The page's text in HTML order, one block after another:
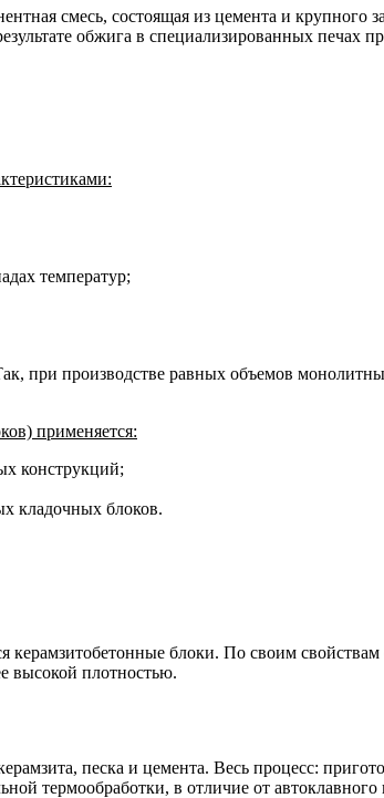
смесь, состоящая из цемента и крупного
обжига в специализированных печах
температур;
при производстве равных объемов
применяется:
конструкций;
кладочных блоков.
керамзитобетонные блоки. По своим
высокой плотностью.
песка и цемента. Весь процесс:
термообработки, в отличие от автоклавного